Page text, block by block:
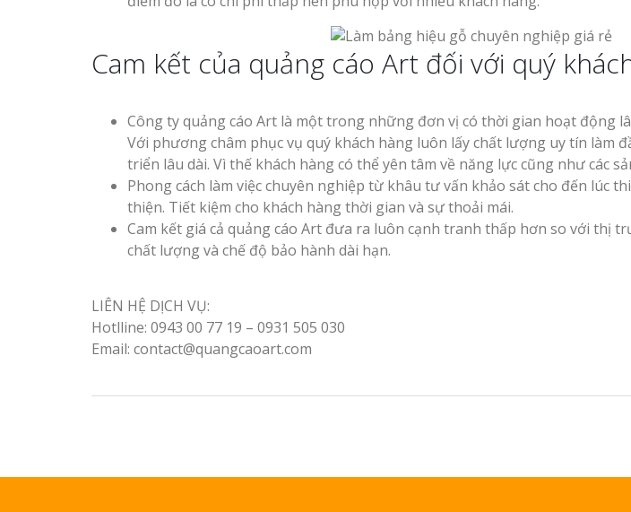
Cam kết của quảng cáo Art đối với quý
Công ty quảng cáo Art là một trong những đơn vị có thời gian hoạt động
Với phương châm phục vụ quý khách hàng luôn lấy chất lượng uy tín làm
triển lâu dài. Vì thế khách hàng có thể yên tâm về năng lực cũng như các
Phong cách làm việc chuyên nghiệp từ khâu tư vấn khảo sát cho đến lúc
thiện. Tiết kiệm cho khách hàng thời gian và sự thoải mái.
Cam kết giá cả quảng cáo Art đưa ra luôn cạnh tranh thấp hơn so với thị
chất lượng và chế độ bảo hành dài hạn.
LIÊN HỆ DỊCH VỤ:
Hotlline: 0943 00 77 19 – 0931 505 030
Email: contact@quangcaoart.com